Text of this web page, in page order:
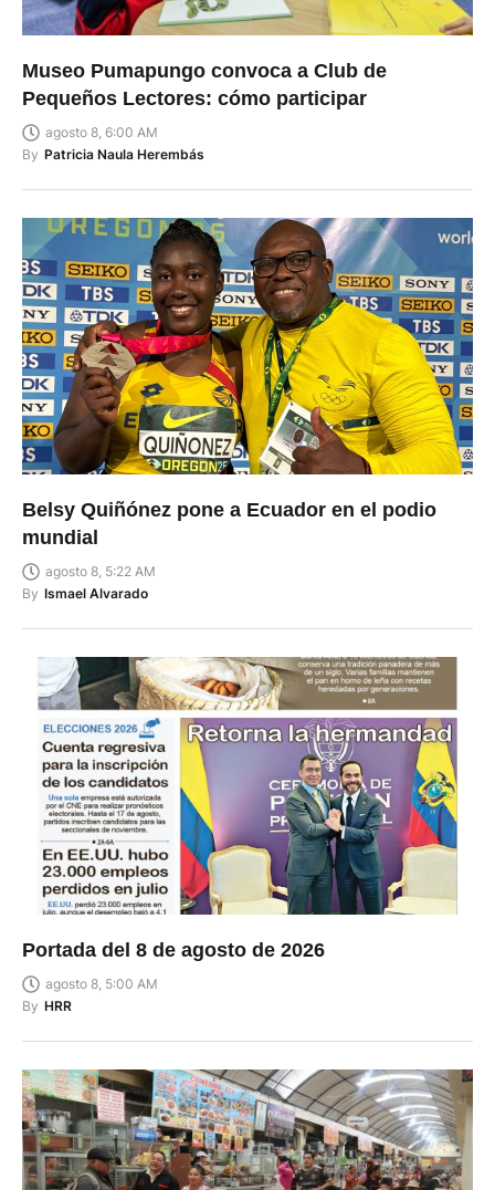
Museo Pumapungo convoca a Club de
Pequeños Lectores: cómo participar
agosto 8, 6:00 AM
By Patricia Naula Herembás
Belsy Quiñónez pone a Ecuador en el podio
mundial
agosto 8, 5:22 AM
By Ismael Alvarado
Portada del 8 de agosto de 2026
agosto 8, 5:00 AM
By HRR